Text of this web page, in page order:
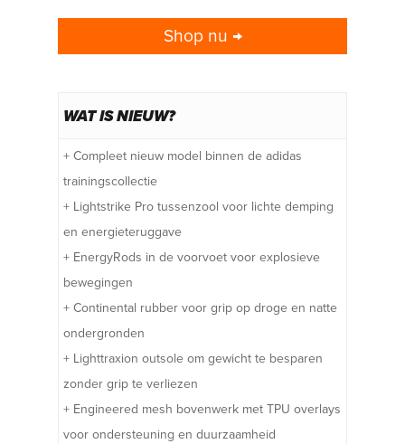
Shop nu →
WAT IS NIEUW?
+ Compleet nieuw model binnen de adidas
trainingscollectie
+ Lightstrike Pro tussenzool voor lichte demping
en energieteruggave
+ EnergyRods in de voorvoet voor explosieve
bewegingen
+ Continental rubber voor grip op droge en natte
ondergronden
+ Lighttraxion outsole om gewicht te besparen
zonder grip te verliezen
+ Engineered mesh bovenwerk met TPU overlays
voor ondersteuning en duurzaamheid